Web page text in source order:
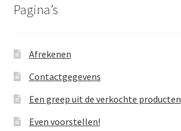
Pagina’s
Afrekenen
Contactgegevens
Een greep uit de verkochte producten
Even voorstellen!